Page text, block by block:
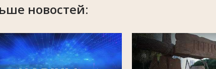
новостей: